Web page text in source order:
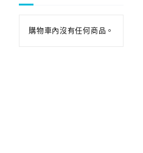
購物車內沒有任何商品。